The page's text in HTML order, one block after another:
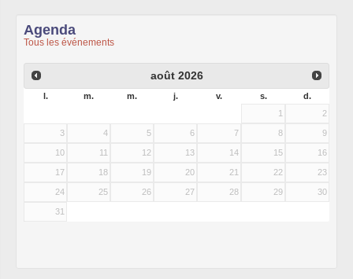
Agenda
Tous les événements
août 2026
l. m. m. j. v. s.
d.
1
2
3 4 5 6 7 8 9
10 11 12 13 14 15 16
17 18 19 20 21 22 23
24 25 26 27 28 29 30
31